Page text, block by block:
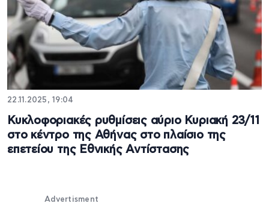
22.11.2025, 19:04
Κυκλοφοριακές ρυθμίσεις αύριο Κυριακή 23/11
στο κέντρο της Αθήνας στο πλαίσιο της
επετείου της Εθνικής Αντίστασης
Advertisment